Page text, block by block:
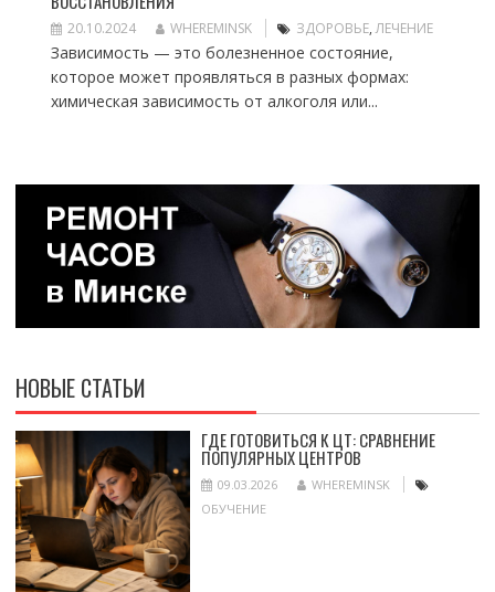
20.10.2024 WHEREMINSK ЗДОРОВЬЕ,ЛЕЧЕНИЕ
Зависимость — это болезненное состояние,
которое может проявляться в разных формах:
химическая зависимость от алкоголя или...
НОВЫЕ СТАТЬИ
ГДЕ ГОТОВИТЬСЯ К ЦТ: СРАВНЕНИЕ
ПОПУЛЯРНЫХ ЦЕНТРОВ
09.03.2026
WHEREMINSK
ОБУЧЕНИЕ